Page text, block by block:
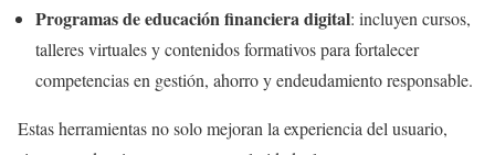
Programas de educación financiera digital: incluyen cursos,
talleres virtuales y contenidos formativos para fortalecer
competencias en gestión, ahorro y endeudamiento responsable.
Estas herramientas no solo mejoran la experiencia del usuario,